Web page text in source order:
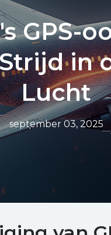
GPS-
in
Lucht
september 03, 2025